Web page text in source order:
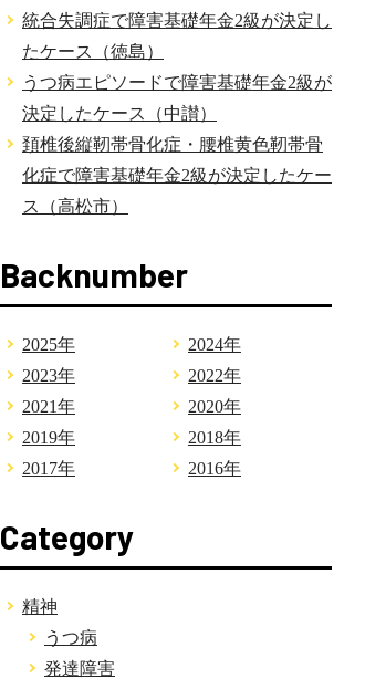
統合失調症で障害基礎年金2級が決定し
たケース（徳島）
うつ病エピソードで障害基礎年金2級が
決定したケース（中讃）
頚椎後縦靭帯骨化症・腰椎黄色靭帯骨
化症で障害基礎年金2級が決定したケー
ス（高松市）
Backnumber
2025年
2024年
2023年
2022年
2021年
2020年
2019年
2018年
2017年
2016年
Category
精神
うつ病
発達障害